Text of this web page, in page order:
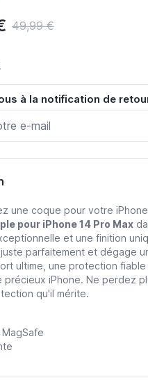
49,99 €
à la notification de
une coque pour votre
pour iPhone 14 Pro Max
et une finition
parfaitement et dégage
ultime, une protection
précieux iPhone. Ne perdez
qu'il mérite.